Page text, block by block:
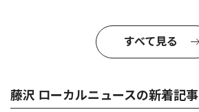
すべて見る
藤沢 ローカルニュースの新着記事